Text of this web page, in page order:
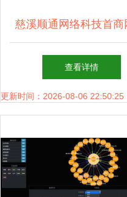
慈溪顺通网络科技首商
耕计算机软硬件技术研
能数字化转型
查看详情
更新时间：2026-08-06 22:50:25